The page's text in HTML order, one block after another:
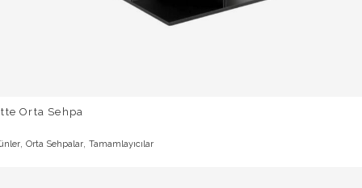
Orta Sehpa
Orta Sehpalar Tamamlayıcılar